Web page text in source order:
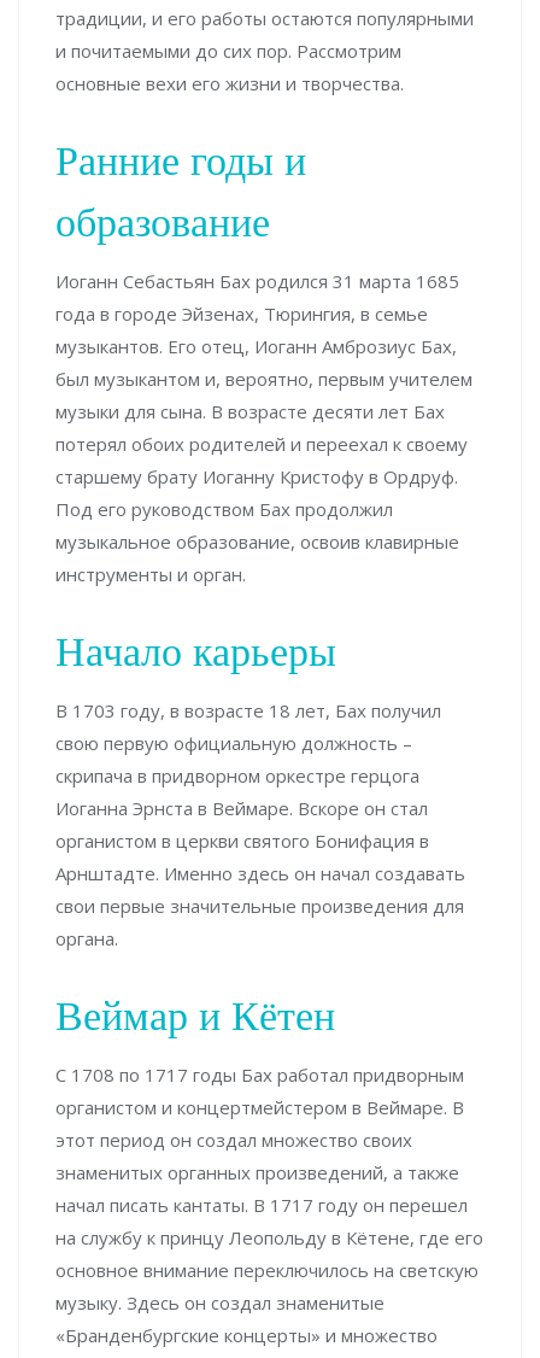
традиции, и его работы остаются популярными
и почитаемыми до сих пор. Рассмотрим
основные вехи его жизни и творчества.
Ранние годы и
образование
Иоганн Себастьян Бах родился 31 марта 1685
года в городе Эйзенах, Тюрингия, в семье
музыкантов. Его отец, Иоганн Амброзиус Бах,
был музыкантом и, вероятно, первым учителем
музыки для сына. В возрасте десяти лет Бах
потерял обоих родителей и переехал к своему
старшему брату Иоганну Кристофу в Ордруф.
Под его руководством Бах продолжил
музыкальное образование, освоив клавирные
инструменты и орган.
Начало карьеры
В 1703 году, в возрасте 18 лет, Бах получил
свою первую официальную должность –
скрипача в придворном оркестре герцога
Иоганна Эрнста в Веймаре. Вскоре он стал
органистом в церкви святого Бонифация в
Арнштадте. Именно здесь он начал создавать
свои первые значительные произведения для
органа.
Веймар и Кётен
С 1708 по 1717 годы Бах работал придворным
органистом и концертмейстером в Веймаре. В
этот период он создал множество своих
знаменитых органных произведений, а также
начал писать кантаты. В 1717 году он перешел
на службу к принцу Леопольду в Кётене, где его
основное внимание переключилось на светскую
музыку. Здесь он создал знаменитые
«Бранденбургские концерты» и множество